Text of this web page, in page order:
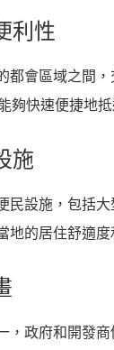
利性
都會區域之間
夠快速便捷地
施
民設施，包括
地的居住舒適
，政府和開發